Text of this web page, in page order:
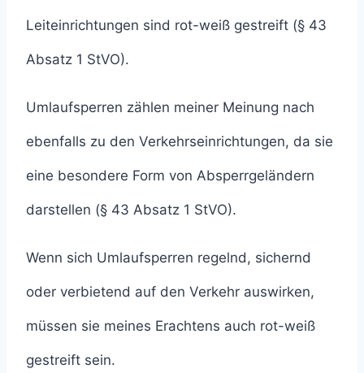
Leiteinrichtungen sind rot-weiß gestreift (§ 43
Absatz 1 StVO).
Umlaufsperren zählen meiner Meinung nach
ebenfalls zu den Verkehrseinrichtungen, da sie
eine besondere Form von Absperrgeländern
darstellen (§ 43 Absatz 1 StVO).
Wenn sich Umlaufsperren regelnd, sichernd
oder verbietend auf den Verkehr auswirken,
müssen sie meines Erachtens auch rot-weiß
gestreift sein.